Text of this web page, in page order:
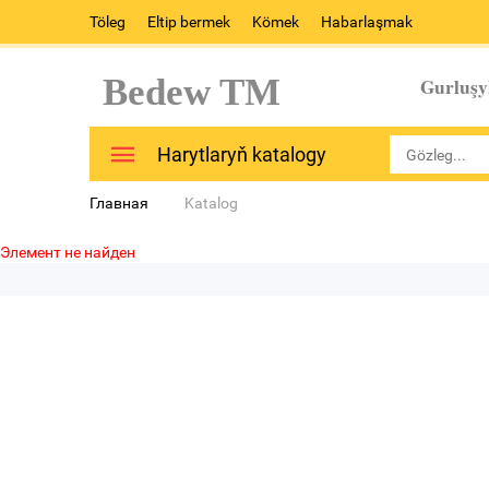
Töleg Eltip bermek Kömek Habarlaşmak
Bedew TM
Harytlaryň katalogy
Главная Katalog
Элемент не найден